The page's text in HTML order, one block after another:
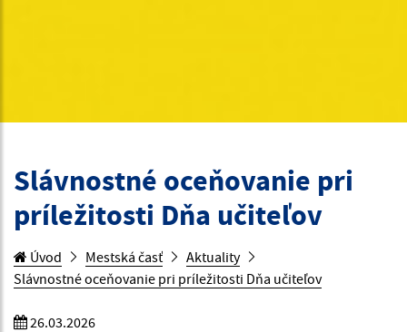
Slávnostné oceňovanie pri
príležitosti Dňa učiteľov
Úvod Mestská časť
Aktuality
Slávnostné oceňovanie pri príležitosti Dňa učiteľov
26.03.2026